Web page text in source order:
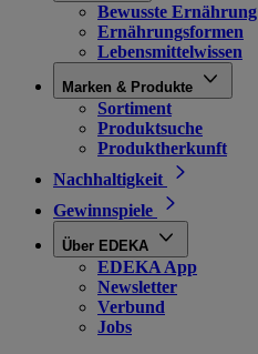
Bewusste Ernährung
Ernährungsformen
Lebensmittelwissen
Marken & Produkte
Sortiment
Produktsuche
Produktherkunft
Nachhaltigkeit
Gewinnspiele
Über EDEKA
EDEKA App
Newsletter
Verbund
Jobs